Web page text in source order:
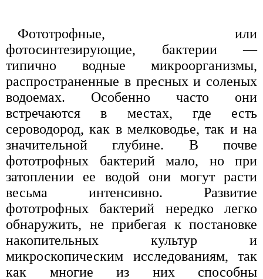
Фототрофные, или
фотосинтезирующие, бактерии —
типично водные микроорганизмы,
распространенные в пресных и соленых
водоемах. Особенно часто они
встречаются в местах, где есть
сероводород, как в мелководье, так и на
значительной глубине. В почве
фототрофных бактерий мало, но при
затоплении ее водой они могут расти
весьма интенсивно. Развитие
фототрофных бактерий нередко легко
обнаружить, не прибегая к постановке
накопительных культур и
микроскопическим исследованиям, так
как многие из них способны